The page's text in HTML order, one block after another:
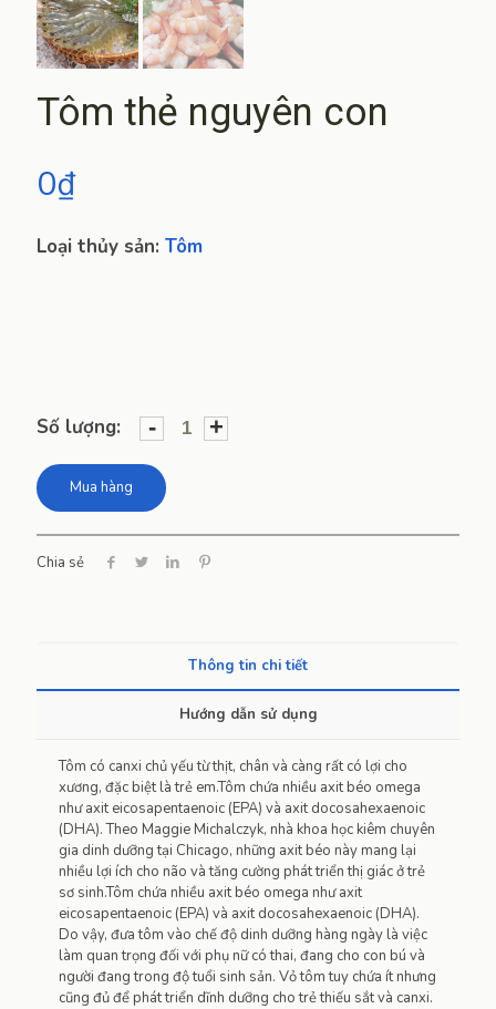
Tôm thẻ nguyên con
0₫
Loại thủy sản: Tôm
Số lượng: - +
Mua hàng
Chia sẻ
Thông tin chi tiết
Hướng dẫn sử dụng
Tôm có canxi chủ yếu từ thịt, chân và càng rất có lợi cho
xương, đặc biệt là trẻ em.Tôm chứa nhiều axit béo omega
như axit eicosapentaenoic (EPA) và axit docosahexaenoic
(DHA). Theo Maggie Michalczyk, nhà khoa học kiêm chuyên
gia dinh dưỡng tại Chicago, những axit béo này mang lại
nhiều lợi ích cho não và tăng cường phát triển thị giác ở trẻ
sơ sinh.Tôm chứa nhiều axit béo omega như axit
eicosapentaenoic (EPA) và axit docosahexaenoic (DHA).
Do vậy, đưa tôm vào chế độ dinh dưỡng hàng ngày là việc
làm quan trọng đối với phụ nữ có thai, đang cho con bú và
người đang trong độ tuổi sinh sản. Vỏ tôm tuy chứa ít nhưng
cũng đủ để phát triển dĩnh dưỡng cho trẻ thiếu sắt và canxi.